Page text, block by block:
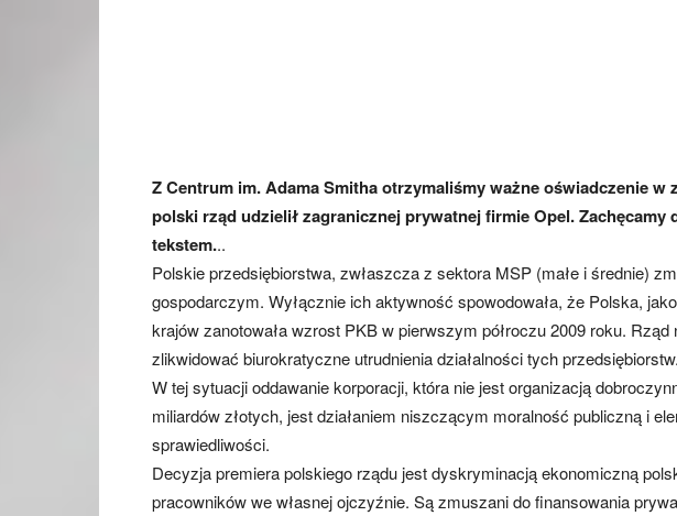
Z Centrum im. Adama Smitha otrzymaliśmy ważne oświadczenie w
polski rząd udzielił zagranicznej prywatnej firmie Opel. Zachęcamy
tekstem...
Polskie przedsiębiorstwa, zwłaszcza z sektora MSP (małe i średnie)
gospodarczym. Wyłącznie ich aktywność spowodowała, że Polska,
krajów zanotowała wzrost PKB w pierwszym półroczu 2009 roku. Rząd
zlikwidować biurokratyczne utrudnienia działalności tych przedsiębiorstw.
W tej sytuacji oddawanie korporacji, która nie jest organizacją
miliardów złotych, jest działaniem niszczącym moralność publiczną i
sprawiedliwości.
Decyzja premiera polskiego rządu jest dyskryminacją ekonomiczną
pracowników we własnej ojczyźnie. Są zmuszani do finansowania